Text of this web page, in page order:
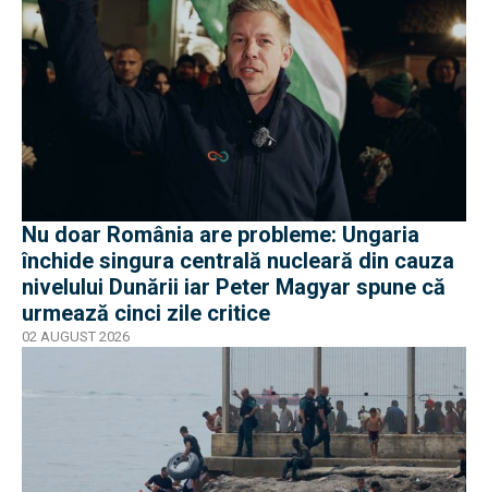
Nu doar România are probleme: Ungaria
închide singura centrală nucleară din cauza
nivelului Dunării iar Peter Magyar spune că
urmează cinci zile critice
02 AUGUST 2026